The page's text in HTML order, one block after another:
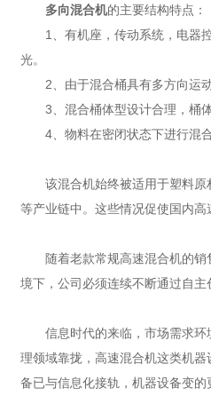
多向混合机的主要结构特点：
1、有机座，传动系统，电器控
光。
2、由于混合桶具有多方向运动
3、混合桶体型设计合理，桶体
4、物料在密闭状态下进行混合
该混合机始终被适用于塑料原
等产业链中。这些情况促使国内高
随着老款常规高速混合机的销
境下，公司必须连续不断通过自主
信息时代的来临，市场需求环
理领域靠拢，高速混合机这类机
备已与信息化接轨，机器设备变的